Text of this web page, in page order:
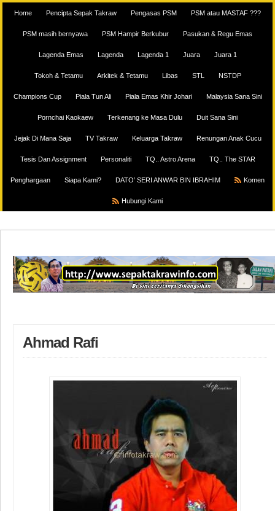
Home Pencipta Sepak Takraw Pengasas PSM PSM atau MASTAF ???
PSM masih bernyawa PSM Hampir Berkubur Pasukan & Regu Emas
Lagenda Emas Lagenda Lagenda 1 Juara Juara 1
Tokoh & Tetamu Arkitek & Tetamu Libas STL NSTDP
Champions Cup Piala Tun Ali Piala Emas Khir Johari Malaysia Sana Sini
Pornchai Kaokaew Terkenang ke Masa Dulu Duit Sana Sini
Jejak Di Mana Saja TV Takraw Keluarga Takraw Renungan Anak Cucu
Tesis Dan Assignment Personaliti TQ.. Astro Arena TQ.. The STAR
Penghargaan Siapa Kami? DATO’ SERI ANWAR BIN IBRAHIM Komen
Hubungi Kami
Ahmad Rafi